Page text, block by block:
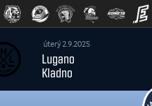
úterý 2.9.2025
Lugano
Kladno